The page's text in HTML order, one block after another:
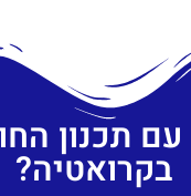
עם תכנון
בקרואטיה?